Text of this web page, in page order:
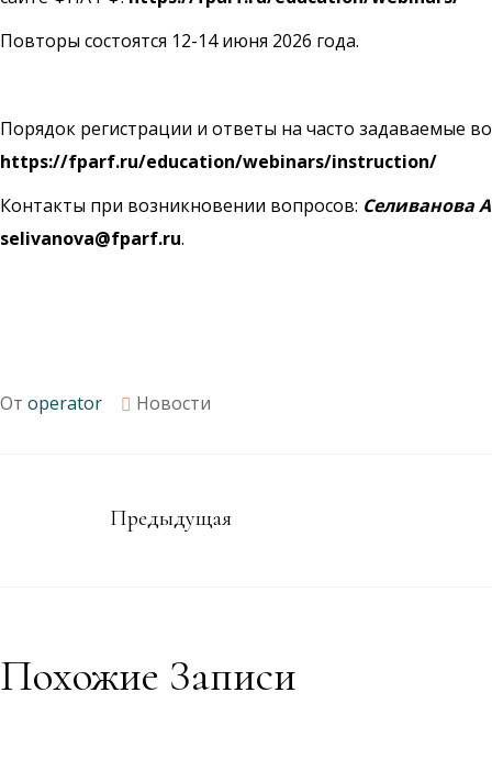
Повторы состоятся 12-14 июня 2026 года.
Порядок регистрации и ответы на часто задаваемые
https://fparf.ru/education/webinars/instruction/
Контакты при возникновении вопросов: Селиванова
selivanova@fparf.ru.
От operator Новости
Предыдущая
Похожие Записи